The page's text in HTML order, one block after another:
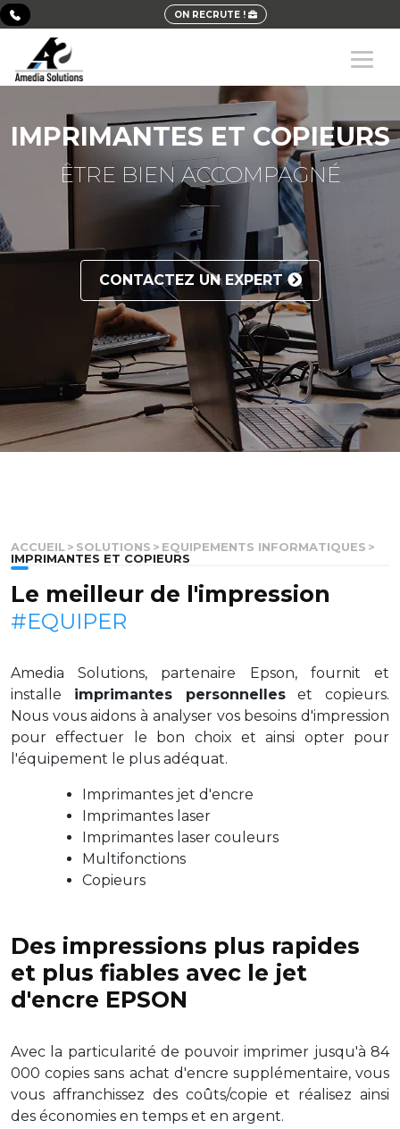
ON RECRUTE !
IMPRIMANTES ET COPIEURS
ÊTRE BIEN ACCOMPAGNÉ
CONTACTEZ UN EXPERT
ACCUEIL> SOLUTIONS > EQUIPEMENTS INFORMATIQUES >
IMPRIMANTES ET COPIEURS
Le meilleur de l'impression
#EQUIPER
Amedia Solutions, partenaire Epson, fournit et
installe imprimantes personnelleset copieurs.
Nous vous aidons à analyser vos besoins d'impression
pour effectuer le bon choix et ainsi opter pour
l'équipement le plus adéquat.
Imprimantes jet d'encre
Imprimantes laser
Imprimantes laser couleurs
Multifonctions
Copieurs
Des impressions plus rapides
et plus fiables avec le jet
d'encre EPSON
Avec la particularité de pouvoir imprimer jusqu'à 84
000 copies sans achat d'encre supplémentaire, vous
vous affranchissez des coûts/copie et réalisez ainsi
des économies en temps et en argent.